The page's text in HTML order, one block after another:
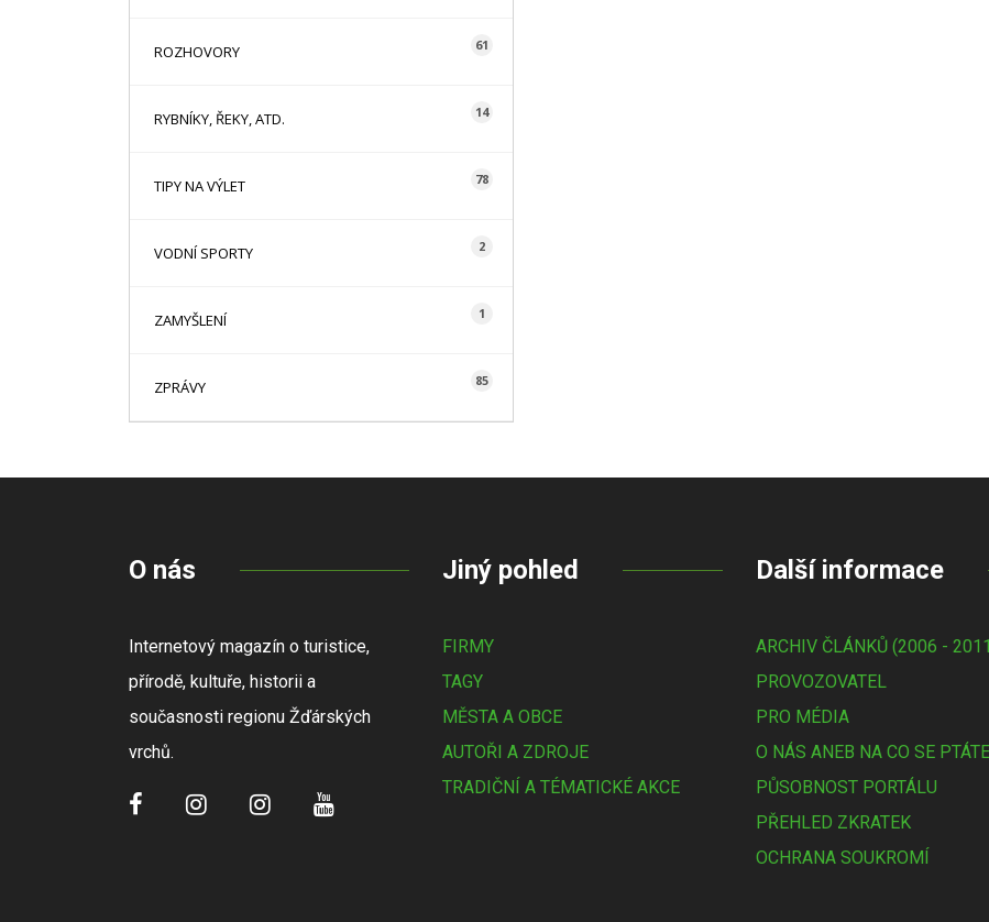
ROZHOVORY 61
RYBNÍKY, ŘEKY, ATD. 14
TIPY NA VÝLET 78
VODNÍ SPORTY 2
ZAMYŠLENÍ 1
ZPRÁVY 85
O nás
Internetový magazín o turistice,
přírodě, kultuře, historii a
současnosti regionu Žďárských
vrchů.
Jiný pohled
FIRMY
TAGY
MĚSTA A OBCE
AUTOŘI A ZDROJE
TRADIČNÍ A TÉMATICKÉ AKCE
Další informace
ARCHIV ČLÁNKŮ (2006 -
PROVOZOVATEL
PRO MÉDIA
O NÁS ANEB NA CO SE PTÁTE
PŮSOBNOST PORTÁLU
PŘEHLED ZKRATEK
OCHRANA SOUKROMÍ